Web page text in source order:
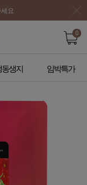
요
0
동생지 임박특가